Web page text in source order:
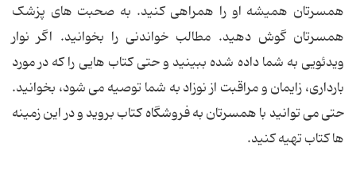
همسرتان همیشه او را همراهی کنید. به صحبت های پزشک
همسرتان گوش دهید. مطالب خواندنی را بخوانید. اگر نوار
ویدئویی به شما داده شده ببینید و حتی کتاب هایی را که در مورد
بارداری، زایمان و مراقبت از نوزاد به شما توصیه می شود، بخوانید.
حتی می توانید با همسرتان به فروشگاه کتاب بروید و در این زمینه
ها کتاب تهیه کنید.